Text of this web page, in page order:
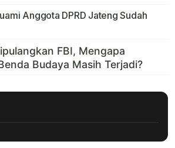
Anggota DPRD Jateng Sudah